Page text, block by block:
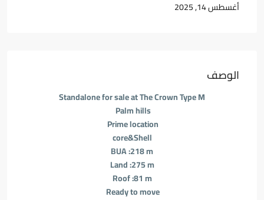
أغسطس 14, 2025
الوصف
Standalone for sale at The Crown Type M
Palm hills
Prime location
core&Shell
BUA :218 m
Land :275 m
Roof :81 m
Ready to move